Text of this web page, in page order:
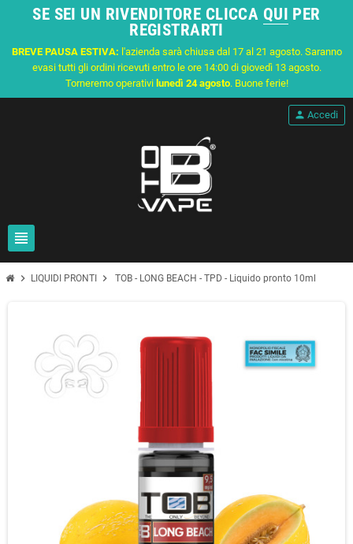
SE SEI UN RIVENDITORE CLICCA QUI PER
REGISTRARTI
BREVE PAUSA ESTIVA: l'azienda sarà chiusa dal 17 al 21 agosto. Saranno
evasi tutti gli ordini ricevuti entro le ore 14:00 di giovedì 13 agosto.
Torneremo operativi lunedì 24 agosto. Buone ferie!
view_headline
person Accedi
chevron_right LIQUIDI PRONTI chevron_right TOB - LONG BEACH - TPD - Liquido pronto 10ml